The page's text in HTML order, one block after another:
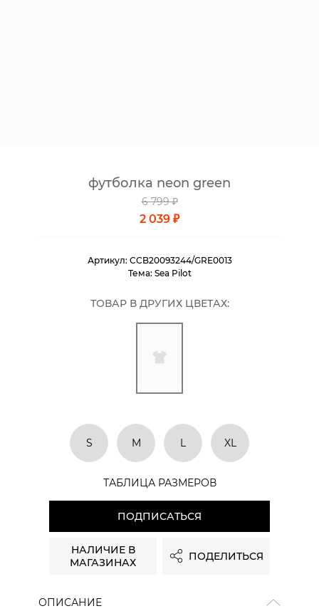
футболка neon green
6 799 ₽
2 039 ₽
Артикул: CCB20093244/GRE0013
Тема: Sea Pilot
ТОВАР В ДРУГИХ ЦВЕТАХ:
S M L XL
ТАБЛИЦА РАЗМЕРОВ
ПОДПИСАТЬСЯ
НАЛИЧИЕ В
МАГАЗИНАХ
ПОДЕЛИТЬСЯ
ОПИСАНИЕ